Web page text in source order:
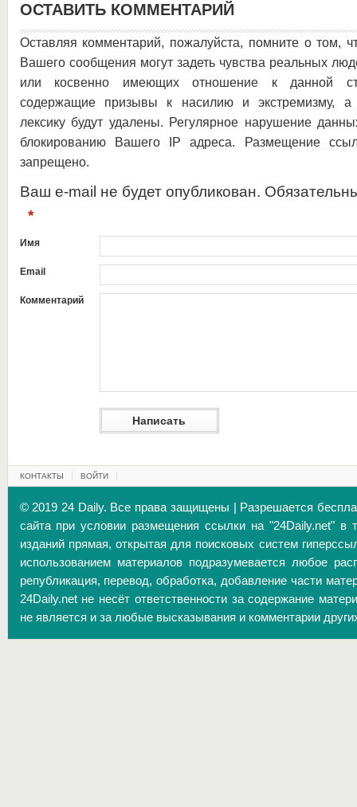
ОСТАВИТЬ КОММЕНТАРИЙ
Оставляя комментарий, пожалуйста, помните о том,
Вашего сообщения могут задеть чувства реальных
или косвенно имеющих отношение к данной
содержащие призывы к насилию и экстремизму, а
лексику будут удалены. Регулярное нарушение
блокированию Вашего IP адреса. Размещение
запрещено.
Ваш e-mail не будет опубликован.
*
Имя
Email
Комментарий
КОНТАКТЫ ВОЙТИ
© 2019 24 Daily. Все права защищены | Разрешается
сайта при условии размещения ссылки на "24Daily.net" в
изданий прямая, открытая для поисковых систем
использованием материалов подразумевается любое
републикация, перевод, обработка, добавление части
24Daily.net не несёт ответственности за содержание
не является и за любые высказывания и комментарии